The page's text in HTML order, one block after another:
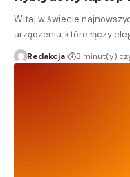
Witaj w świecie
urządzeniu, które łączy
Redakcja 3 minut(y)